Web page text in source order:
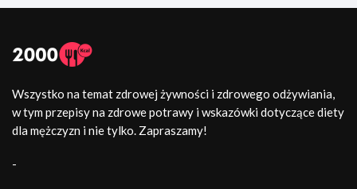
Wszystko na temat zdrowej żywności i zdrowego odżywiania,
w tym przepisy na zdrowe potrawy i wskazówki dotyczące diety
dla mężczyzn i nie tylko. Zapraszamy!
-